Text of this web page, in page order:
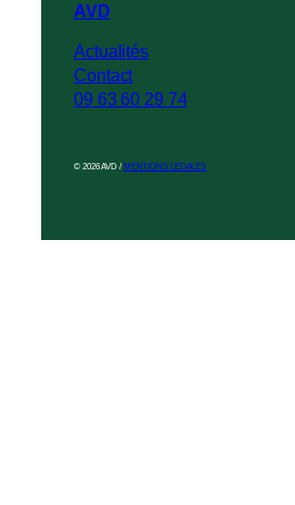
AVD
Actualités
Contact
09 63 60 29 74
© 2026 AVD / MENTIONS LEGALES